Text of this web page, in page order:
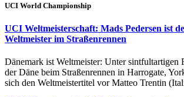
UCI World Championship
UCI Weltmeisterschaft: Mads Pedersen ist
Weltmeister im Straßenrennen
Dänemark ist Weltmeister: Unter sintfultartigen
der Däne beim Straßenrennen in Harrogate,
sich den Weltmeistertitel vor Matteo Trentin